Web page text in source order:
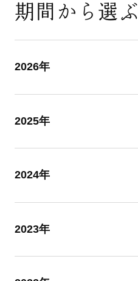
期間から選ぶ
2026年
2025年
2024年
2023年